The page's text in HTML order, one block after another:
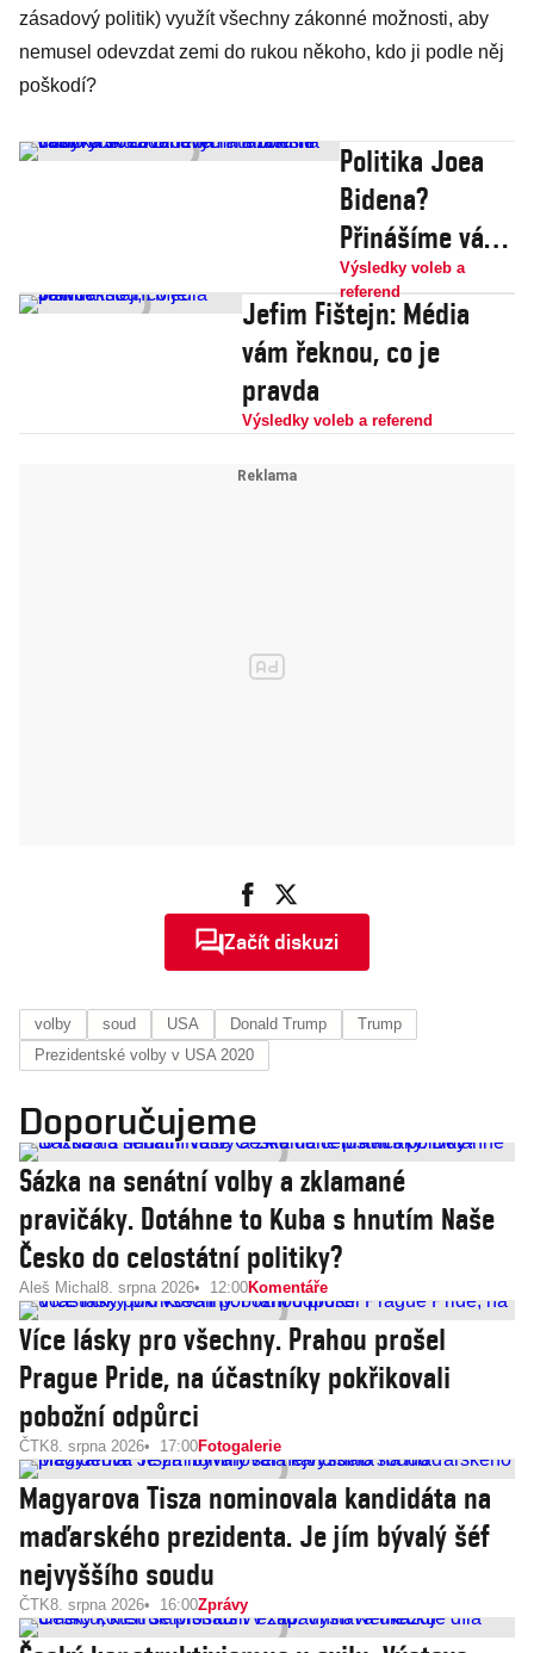
zásadový politik) využít všechny zákonné možnosti, aby
nemusel odevzdat zemi do rukou někoho, kdo ji podle něj
poškodí?
Politika Joea
Bidena?
Přinášíme vám
výběr
Bidenových
názorů na
diskutovaná
Výsledky voleb a
referend
Jefim Fištejn: Média
vám řeknou, co je
pravda
Výsledky voleb a referend
Začít diskuzi
volby soud USA Donald Trump
Trump
Prezidentské volby v USA 2020
Doporučujeme
Sázka na senátní volby a zklamané
pravičáky. Dotáhne to Kuba s hnutím Naše
Česko do celostátní politiky?
Aleš Michal 8. srpna 2026 12:00Komentáře
Více lásky pro všechny. Prahou prošel
Prague Pride, na účastníky pokřikovali
pobožní odpůrci
ČTK8. srpna 2026 17:00Fotogalerie
Magyarova Tisza nominovala kandidáta na
maďarského prezidenta. Je jím bývalý šéf
nejvyššího soudu
ČTK8. srpna 2026 16:00Zprávy